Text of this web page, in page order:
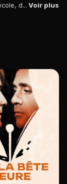
Un adolescent en souffrance, renvoyé de son école, doit prendre soin de sa grand-mère, une ancienne photographe de guerre alcoolique, qu'il connaît à peine. Voir plus